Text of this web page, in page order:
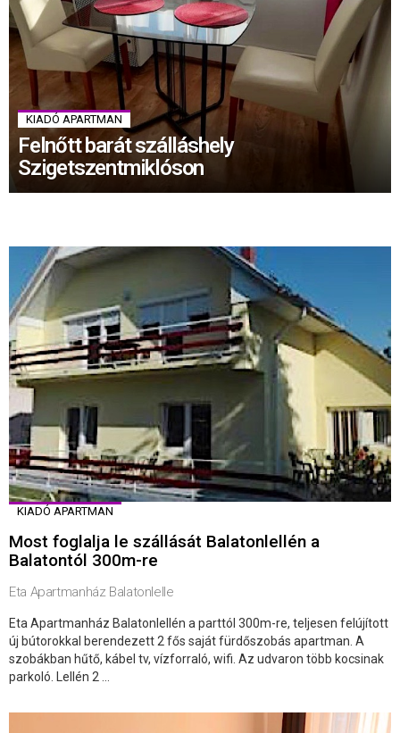
KIADÓ APARTMAN
Felnőtt barát szálláshely
Szigetszentmiklóson
KIADÓ APARTMAN
Most foglalja le szállását Balatonlellén a
Balatontól 300m-re
Eta Apartmanház Balatonlelle
Eta Apartmanház Balatonlellén a parttól 300m-re, teljesen felújított
új bútorokkal berendezett 2 fős saját fürdőszobás apartman. A
szobákban hűtő, kábel tv, vízforraló, wifi. Az udvaron több kocsinak
parkoló. Lellén 2 ...